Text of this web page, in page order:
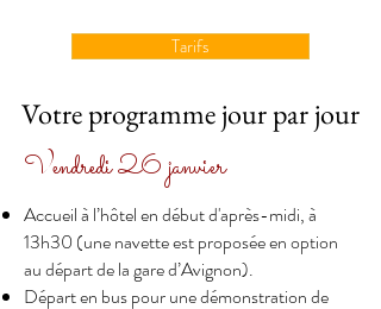
Tarifs
Votre programme jour par jour
Vendredi 26 janvier
Accueil à l’hôtel en début d'après-midi, à
13h30 (une navette est proposée en option
au départ de la gare d’Avignon).
Départ en bus pour unedémonstration de